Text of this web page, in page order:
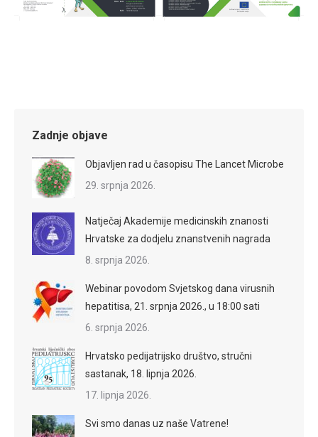
Zadnje objave
Objavljen rad u časopisu The Lancet Microbe
29. srpnja 2026.
Natječaj Akademije medicinskih znanosti
Hrvatske za dodjelu znanstvenih nagrada
8. srpnja 2026.
Webinar povodom Svjetskog dana virusnih
hepatitisa, 21. srpnja 2026., u 18:00 sati
6. srpnja 2026.
Hrvatsko pedijatrijsko društvo, stručni
sastanak, 18. lipnja 2026.
17. lipnja 2026.
Svi smo danas uz naše Vatrene!